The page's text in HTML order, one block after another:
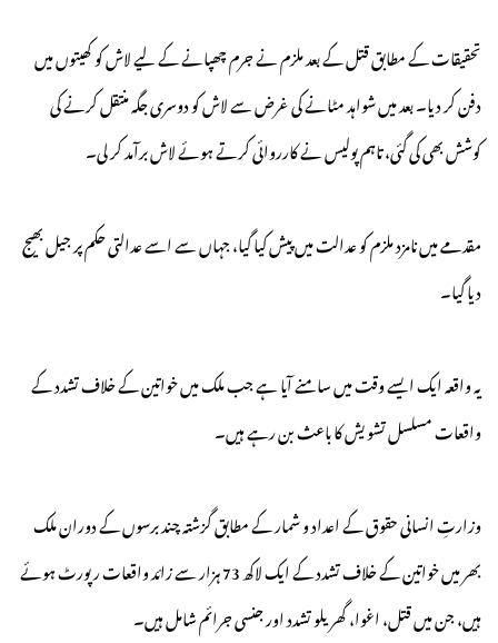
تحقیقات کے مطابق قتل کے بعد ملزم نے جرم چھپانے کے لیے لاش کو کھیتوں میں
دفن کر دیا۔ بعد میں شواہد مٹانے کی غرض سے لاش کو دوسری جگہ منتقل کرنے کی
کوشش بھی کی گئی، تاہم پولیس نے کارروائی کرتے ہوئے لاش برآمد کر لی۔
مقدمے میں نامزد ملزم کو عدالت میں پیش کیا گیا، جہاں سے اسے عدالتی حکم پر جیل بھیج
دیا گیا۔
یہ واقعہ ایک ایسے وقت میں سامنے آیا ہے جب ملک میں خواتین کے خلاف تشدد کے
واقعات مسلسل تشویش کا باعث بن رہے ہیں۔
وزارتِ انسانی حقوق کے اعداد و شمار کے مطابق گزشتہ چند برسوں کے دوران ملک
بھر میں خواتین کے خلاف تشدد کے ایک لاکھ 73 ہزار سے زائد واقعات رپورٹ ہوئے
ہیں، جن میں قتل، اغوا، گھریلو تشدد اور جنسی جرائم شامل ہیں۔